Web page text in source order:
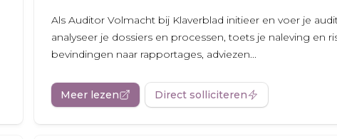
Als Auditor Volmacht bij Klaverblad initieer en voer je
analyseer je dossiers en processen, toets je naleving en
bevindingen naar rapportages, adviezen...
Meer lezen Direct solliciteren